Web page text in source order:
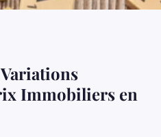
des Prix
France : Une
Immobiliers en